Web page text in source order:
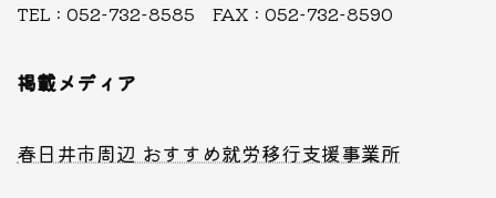
TEL : 052-732-8585 FAX : 052-732-8590
掲載メディア
春日井市周辺 おすすめ就労移行支援事業所